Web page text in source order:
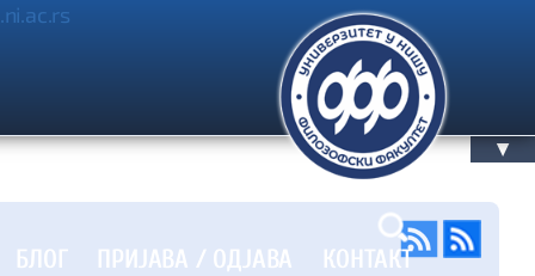
БЛОГ ПРИЈАВА / OДЈАВА КОНТАКТ
▲